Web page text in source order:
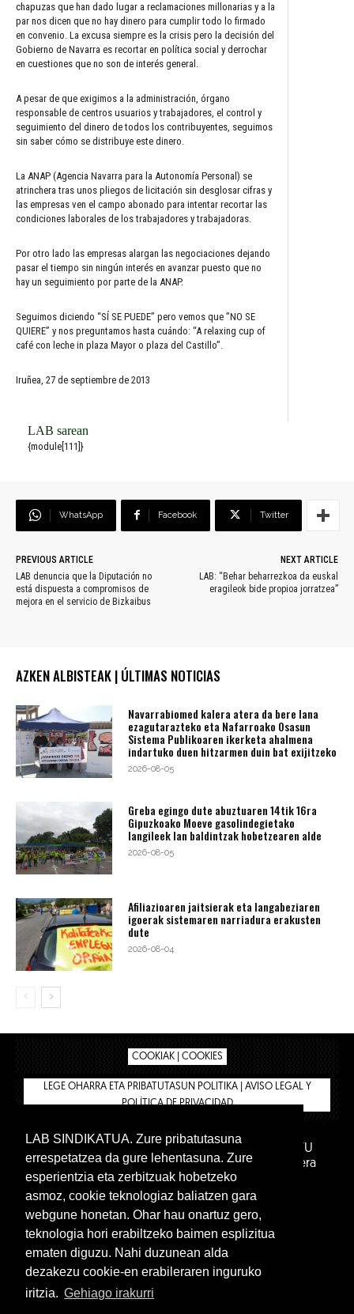
chapuzas que han dado lugar a reclamaciones millonarias y a la
par nos dicen que no hay dinero para cumplir todo lo firmado
en convenio. La excusa siempre es la crisis pero la decisión del
Gobierno de Navarra es recortar en política social y derrochar
en cuestiones que no son de interés general.
A pesar de que exigimos a la administración, órgano
responsable de centros usuarios y trabajadores, el control y
seguimiento del dinero de todos los contribuyentes, seguimos
sin saber cómo se distribuye este dinero.
La ANAP (Agencia Navarra para la Autonomía Personal) se
atrinchera tras unos pliegos de licitación sin desglosar cifras y
las empresas ven el campo abonado para intentar recortar las
condiciones laborales de los trabajadores y trabajadoras.
Por otro lado las empresas alargan las negociaciones dejando
pasar el tiempo sin ningún interés en avanzar puesto que no
hay un seguimiento por parte de la ANAP.
Seguimos diciendo “SÍ SE PUEDE” pero vemos que ”NO SE
QUIERE” y nos preguntamos hasta cuándo: “A relaxing cup of
café con leche in plaza Mayor o plaza del Castillo”.
Iruñea, 27 de septiembre de 2013
LAB sarean
{module[111]}
WhatsApp Facebook Twitter
PREVIOUS ARTICLE
LAB denuncia que la Diputación no
está dispuesta a compromisos de
mejora en el servicio de Bizkaibus
NEXT ARTICLE
LAB: “Behar beharrezkoa da euskal
eragileok bide propioa jorratzea”
AZKEN ALBISTEAK | ÚLTIMAS NOTICIAS
Navarrabiomed kalera atera da bere lana
ezagutarazteko eta Nafarroako Osasun
Sistema Publikoaren ikerketa ahalmena
indartuko duen hitzarmen duin bat exijitzeko
2026-08-05
Greba egingo dute abuztuaren 14tik 16ra
Gipuzkoako Moeve gasolindegietako
langileek lan baldintzak hobetzearen alde
2026-08-05
Afiliazioaren jaitsierak eta langabeziaren
igoerak sistemaren narriadura erakusten
dute
2026-08-04
COOKIAK | COOKIES
LEGE OHARRA ETA PRIBATUTASUN POLITIKA | AVISO LEGAL Y
POLÍTICA DE PRIVACIDAD
IPAR HEGOA FUNDAZIOA
AFILIATU
DENDA
BARNE GUNEA 🔑 Euskara Gaztelera
LAB SINDIKATUA. Zure pribatutasuna
errespetatzea da gure lehentasuna. Zure
esperientzia eta zerbitzuak hobetzeko
asmoz, cookie teknologiaz baliatzen gara
webgune honetan. Ohar hau onartuz gero,
teknologia hori erabiltzeko baimen esplizitua
ematen diguzu. Nahi duzunean alda
dezakezu cookie-en erabileraren inguruko
iritzia. Gehiago irakurri